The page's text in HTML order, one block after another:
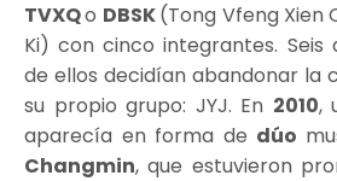
TVXQo DBSK(Tong Vfeng Xien
Ki) con cinco integrantes. Seis
de ellos decidían abandonar la
su propio grupo: JYJ. En 2010,
aparecía en forma de dúo
Changmin, que estuvieron